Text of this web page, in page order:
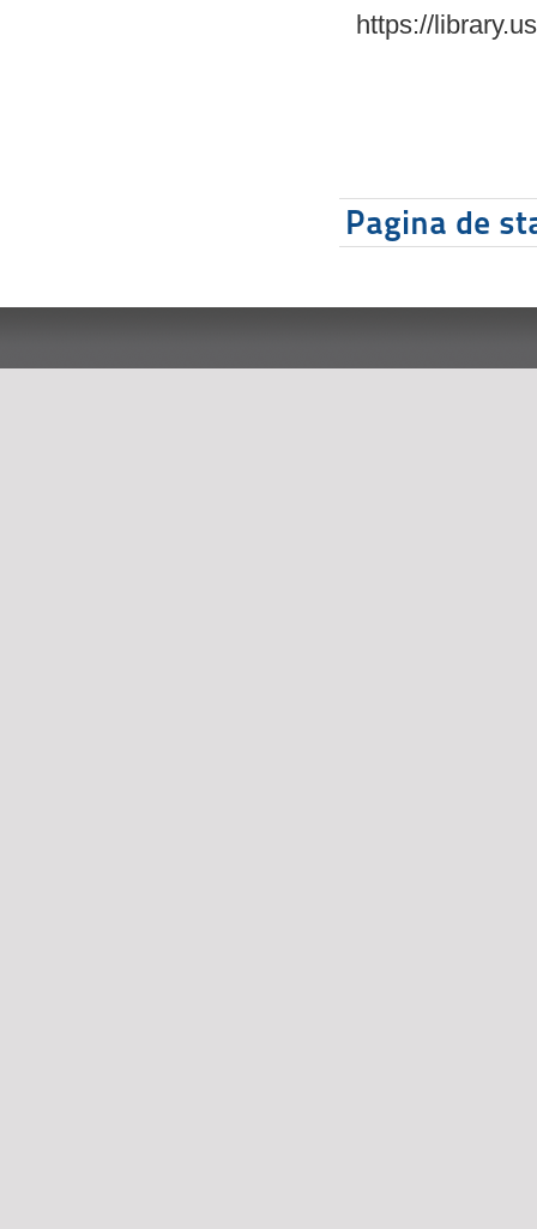
https://
Pagina de